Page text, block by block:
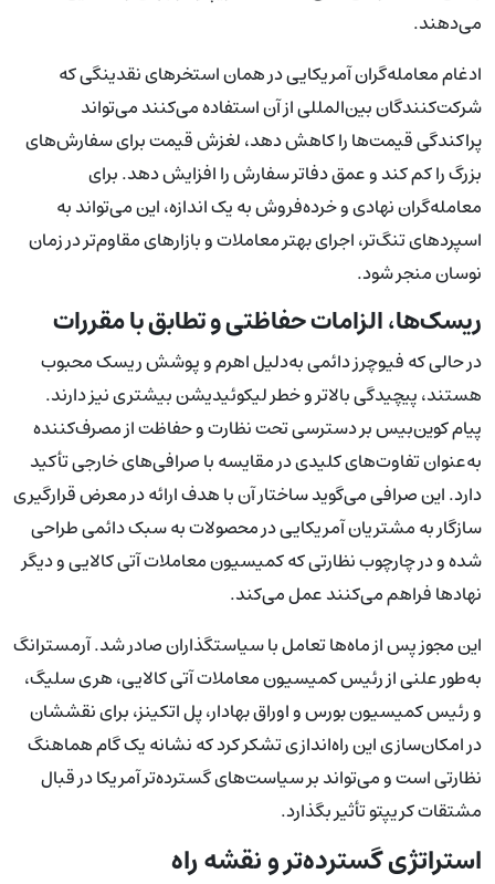
می‌دهند.
ادغام معامله‌گران آمریکایی در همان استخرهای نقدینگی که
شرکت‌کنندگان بین‌المللی از آن استفاده می‌کنند می‌تواند
پراکندگی قیمت‌ها را کاهش دهد، لغزش قیمت برای سفارش‌های
بزرگ را کم کند و عمق دفاتر سفارش را افزایش دهد. برای
معامله‌گران نهادی و خرده‌فروش به یک اندازه، این می‌تواند به
اسپردهای تنگ‌تر، اجرای بهتر معاملات و بازارهای مقاوم‌تر در زمان
نوسان منجر شود.
ریسک‌ها، الزامات حفاظتی و تطابق با مقررات
در حالی که فیوچرز دائمی به‌دلیل اهرم و پوشش ریسک محبوب
هستند، پیچیدگی بالاتر و خطر لیکوئیدیشن بیشتری نیز دارند.
پیام کوین‌بیس بر دسترسی تحت نظارت و حفاظت از مصرف‌کننده
به‌عنوان تفاوت‌های کلیدی در مقایسه با صرافی‌های خارجی تأکید
دارد. این صرافی می‌گوید ساختار آن با هدف ارائه در معرض قرارگیری
سازگار به مشتریان آمریکایی در محصولات به سبک دائمی طراحی
شده و در چارچوب نظارتی که کمیسیون معاملات آتی کالایی و دیگر
نهادها فراهم می‌کنند عمل می‌کند.
این مجوز پس از ماه‌ها تعامل با سیاستگذاران صادر شد. آرمسترانگ
به‌طور علنی از رئیس کمیسیون معاملات آتی کالایی، هری سلیگ،
و رئیس کمیسیون بورس و اوراق بهادار، پل اتکینز، برای نقششان
در امکان‌سازی این راه‌اندازی تشکر کرد که نشانه یک گام هماهنگ
نظارتی است و می‌تواند بر سیاست‌های گسترده‌تر آمریکا در قبال
مشتقات کریپتو تأثیر بگذارد.
استراتژی گسترده‌تر و نقشه راه